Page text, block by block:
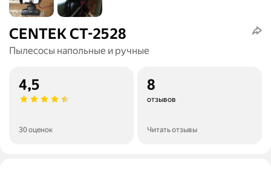
CENTEK CT-2528
Пылесосы напольные и ручные
4,5
30 оценок
8
отзывов
Читать отзывы